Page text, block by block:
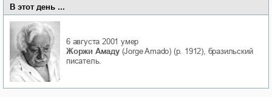
В этот день ...
6 августа 2001 умер
Жоржи Амаду(Jorge Amado) (р. 1912), бразильский
писатель.